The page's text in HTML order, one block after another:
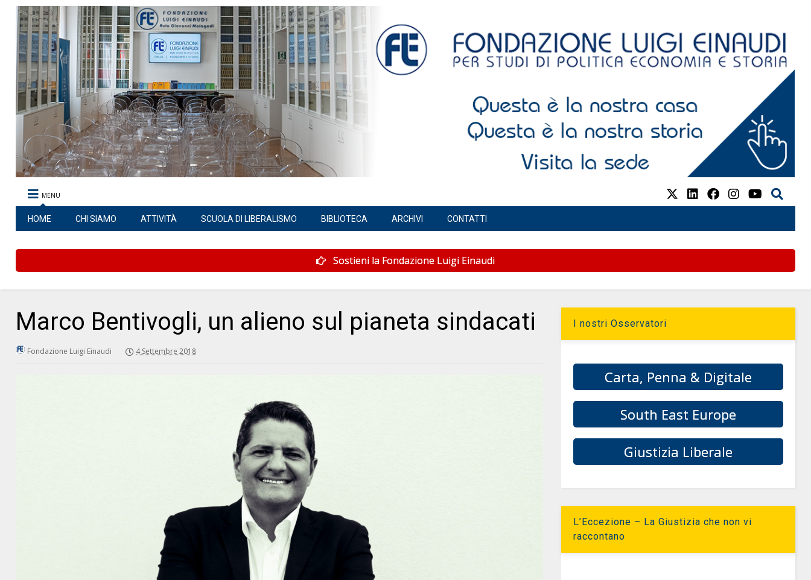
MENU
HOME CHI SIAMO ATTIVITÀ SCUOLA DI LIBERALISMO BIBLIOTECA ARCHIVI CONTATTI
Sostieni la Fondazione Luigi Einaudi
Marco Bentivogli, un alieno sul pianeta sindacati
Fondazione Luigi Einaudi 4 Settembre 2018
I nostri Osservatori
Carta, Penna & Digitale
South East Europe
Giustizia Liberale
L’Eccezione – La Giustizia che non vi
raccontano